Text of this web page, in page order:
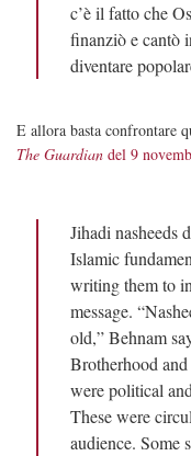
c’è il fatto che
finanziò e cantò
diventare
E allora basta confrontare
The Guardian del 9
Jihadi nasheeds
Islamic
writing them to
message.
old,” Behnam
Brotherhood
were political
These were
audience. Some